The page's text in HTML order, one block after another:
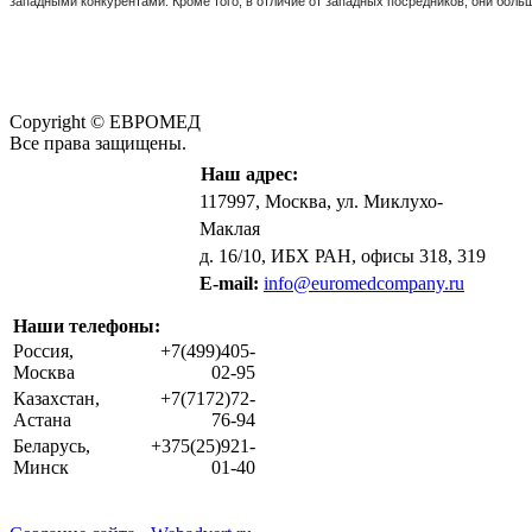
Copyright © ЕВРОМЕД
Все права защищены.
Наш адрес:
117997, Москва, ул. Миклухо-
Маклая
д. 16/10, ИБХ РАН, офисы 318, 319
E-mail: info@euromedcompany.ru
Наши телефоны:
Россия,
Москва
+7(499)405-
02-95
Казахстан,
Астана
+7(7172)72-
76-94
Беларусь,
Минск
+375(25)921-
01-40